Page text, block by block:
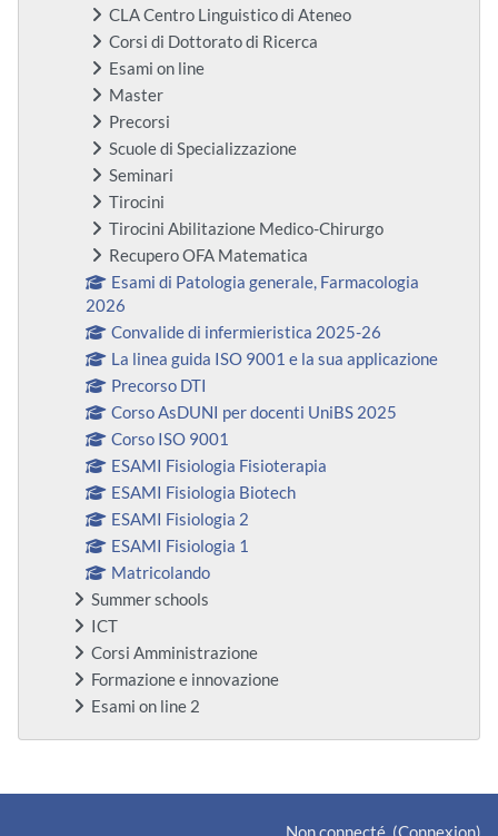
CLA Centro Linguistico di Ateneo
Corsi di Dottorato di Ricerca
Esami on line
Master
Precorsi
Scuole di Specializzazione
Seminari
Tirocini
Tirocini Abilitazione Medico-Chirurgo
Recupero OFA Matematica
Esami di Patologia generale, Farmacologia
2026
Convalide di infermieristica 2025-26
La linea guida ISO 9001 e la sua applicazione
Precorso DTI
Corso AsDUNI per docenti UniBS 2025
Corso ISO 9001
ESAMI Fisiologia Fisioterapia
ESAMI Fisiologia Biotech
ESAMI Fisiologia 2
ESAMI Fisiologia 1
Matricolando
Summer schools
ICT
Corsi Amministrazione
Formazione e innovazione
Esami on line 2
Blocs supplémentaires
Non connecté. (Connexion)